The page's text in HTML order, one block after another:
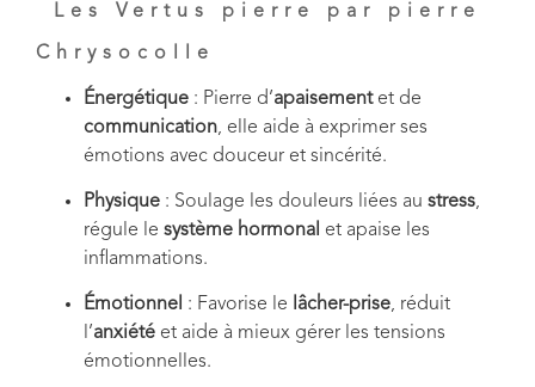
Les Vertus pierre par pierre
Chrysocolle
Énergétique : Pierre d’apaisementet de
communication, elle aide à exprimer ses
émotions avec douceur et sincérité.
Physique : Soulage les douleurs liées au stress,
régule le système hormonal et apaise les
inflammations.
Émotionnel : Favorise le lâcher-prise, réduit
l’anxiété et aide à mieux gérer les tensions
émotionnelles.